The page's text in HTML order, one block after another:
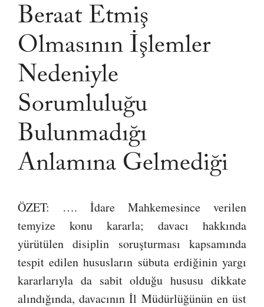
Beraat Etmiş
Olmasının İşlemler
Nedeniyle
Sorumluluğu
Bulunmadığı
Anlamına Gelmediği
ÖZET: …. İdare Mahkemesince verilen
temyize konu kararla; davacı hakkında
yürütülen disiplin soruşturması kapsamında
tespit edilen hususların sübuta erdiğinin yargı
kararlarıyla da sabit olduğu hususu dikkate
alındığında, davacının İl Müdürlüğünün en üst